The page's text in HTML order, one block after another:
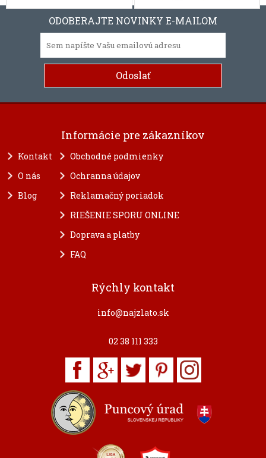
ODOBERAJTE NOVINKY E-MAILOM
Informácie pre zákazníkov
Kontakt
O nás
Blog
Obchodné podmienky
Ochranna údajov
Reklamačný poriadok
RIEŠENIE SPORU ONLINE
Doprava a platby
FAQ
Rýchly kontakt
info@najzlato.sk
02 38 111 333